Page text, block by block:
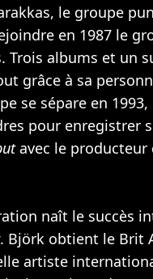
le groupe
en 1987 le
Trois albums et un
grâce à sa
se sépare en
pour enregistrer
avec le producteur
naît le succès
. Björk obtient le Brit
artiste